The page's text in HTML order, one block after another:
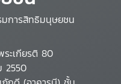
การสิทธิมนุษยชน
ระเกียรติ 80
2550